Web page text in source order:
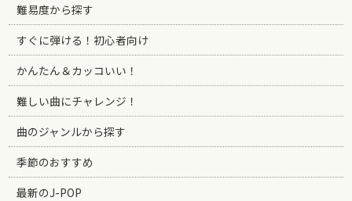
難易度から探す
すぐに弾ける！初心者向け
かんたん＆カッコいい！
難しい曲にチャレンジ！
曲のジャンルから探す
季節のおすすめ
最新のJ-POP